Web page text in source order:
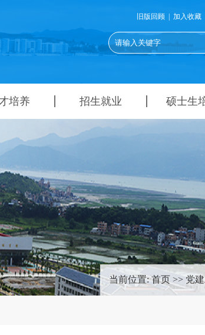
旧版回顾 加入收藏
培养 招生就业 硕士生
当前位置:首页 >>党